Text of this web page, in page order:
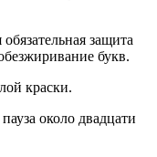
защита
букв.
краски.
около двадцати